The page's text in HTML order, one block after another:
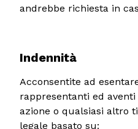
andrebbe richiesta in
Indennità
Acconsentite ad
rappresentanti ed
azione o qualsiasi altro
legale basato su: